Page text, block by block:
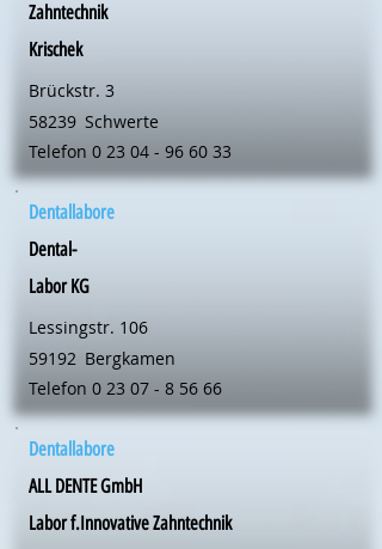
Zahntechnik
Krischek
Brückstr. 3
58239 Schwerte
Telefon 0 23 04 - 96 60 33
Dentallabore
Dental-
Labor KG
Lessingstr. 106
59192 Bergkamen
Telefon 0 23 07 - 8 56 66
Dentallabore
ALL DENTE GmbH
Labor f.Innovative Zahntechnik